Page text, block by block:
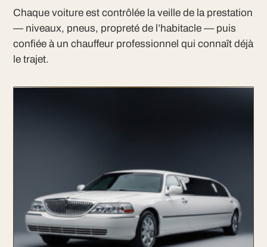
Chaque voiture est contrôlée la veille de la prestation
— niveaux, pneus, propreté de l’habitacle — puis
confiée à un chauffeur professionnel qui connaît déjà
le trajet.